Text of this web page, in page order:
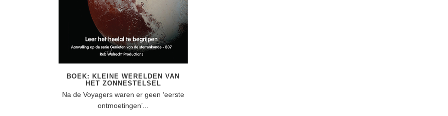
BOEK: KLEINE WERELDEN VAN
HET ZONNESTELSEL
Na de Voyagers waren er geen ‘eerste
ontmoetingen’...